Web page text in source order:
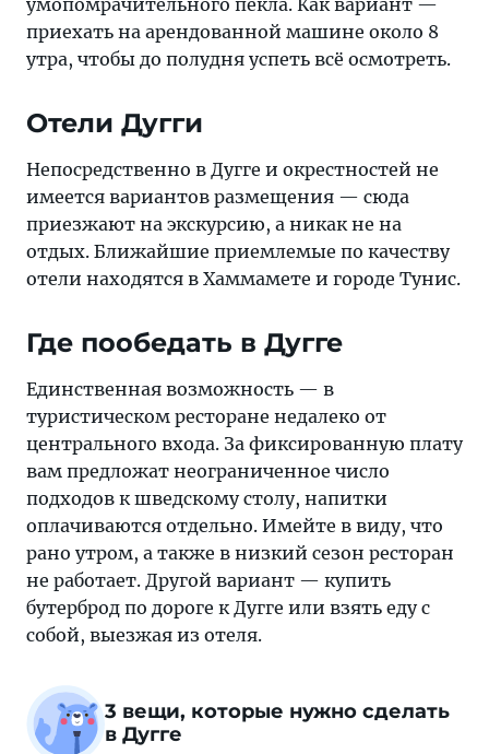
умопомрачительного пекла. Как вариант —
приехать на арендованной машине около 8
утра, чтобы до полудня успеть всё осмотреть.
Отели Дугги
Непосредственно в Дугге и окрестностей не
имеется вариантов размещения — сюда
приезжают на экскурсию, а никак не на
отдых. Ближайшие приемлемые по качеству
отели находятся в Хаммамете и городе Тунис.
Где пообедать в Дугге
Единственная возможность — в
туристическом ресторане недалеко от
центрального входа. За фиксированную плату
вам предложат неограниченное число
подходов к шведскому столу, напитки
оплачиваются отдельно. Имейте в виду, что
рано утром, а также в низкий сезон ресторан
не работает. Другой вариант — купить
бутерброд по дороге к Дугге или взять еду с
собой, выезжая из отеля.
3 вещи, которые нужно сделать
в Дугге